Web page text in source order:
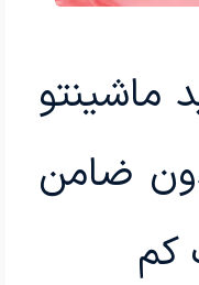
ماشینتو
ضامن
کم